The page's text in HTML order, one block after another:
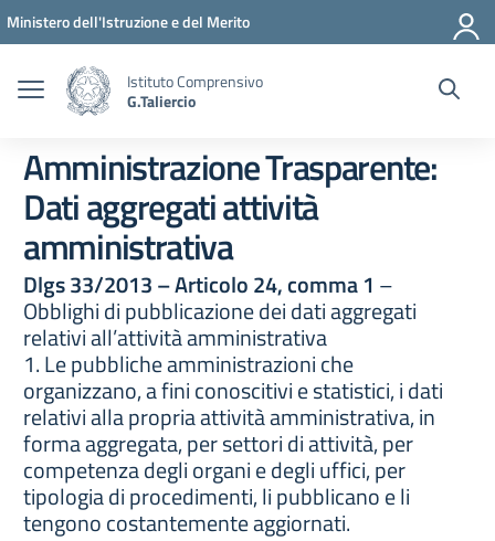
Vai ai contenuti
Vai al menu di navigazione
Vai al footer
Ministero dell'Istruzione e del Merito
Istituto Comprensivo
G.Taliercio
Amministrazione Trasparente:
Dati aggregati attività
amministrativa
Dlgs 33/2013 – Articolo 24, comma 1 –
Obblighi di pubblicazione dei dati aggregati
relativi all’attività amministrativa
1. Le pubbliche amministrazioni che
organizzano, a fini conoscitivi e statistici, i dati
relativi alla propria attività amministrativa, in
forma aggregata, per settori di attività, per
competenza degli organi e degli uffici, per
tipologia di procedimenti, li pubblicano e li
tengono costantemente aggiornati.